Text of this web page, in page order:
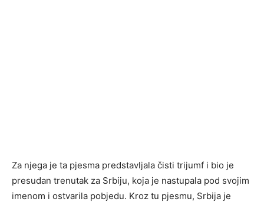
Za njega je ta pjesma predstavljala čisti trijumf i bio je
presudan trenutak za Srbiju, koja je nastupala pod svojim
imenom i ostvarila pobjedu. Kroz tu pjesmu, Srbija je